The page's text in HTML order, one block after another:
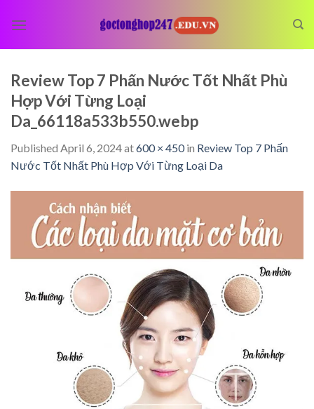
Review Top 7 Phấn Nước Tốt Nhất Phù
Hợp Với Từng Loại
Da_66118a533b550.webp
Published April 6, 2024at600 × 450in Review Top 7 Phấn
Nước Tốt Nhất Phù Hợp Với Từng Loại Da